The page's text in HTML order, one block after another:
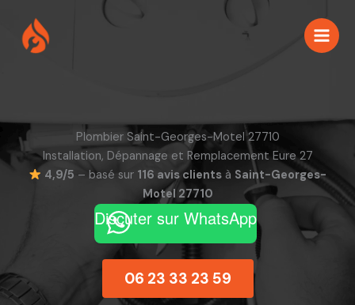
contenu
Plombier Saint-Georges-Motel 27710
Installation, Dépannage et Remplacement Eure 27
4,9/5 – basé sur 116 avis clients à Saint-Georges-
Motel 27710
Discuter sur WhatsApp
06 23 33 23 59